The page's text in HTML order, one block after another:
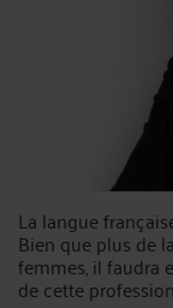
La langue
Bien que plus de
femmes, il faudra
de cette